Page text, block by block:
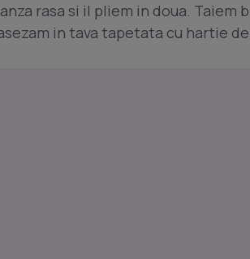
rasa si il pliem in doua. Taiem
in tava tapetata cu hartie